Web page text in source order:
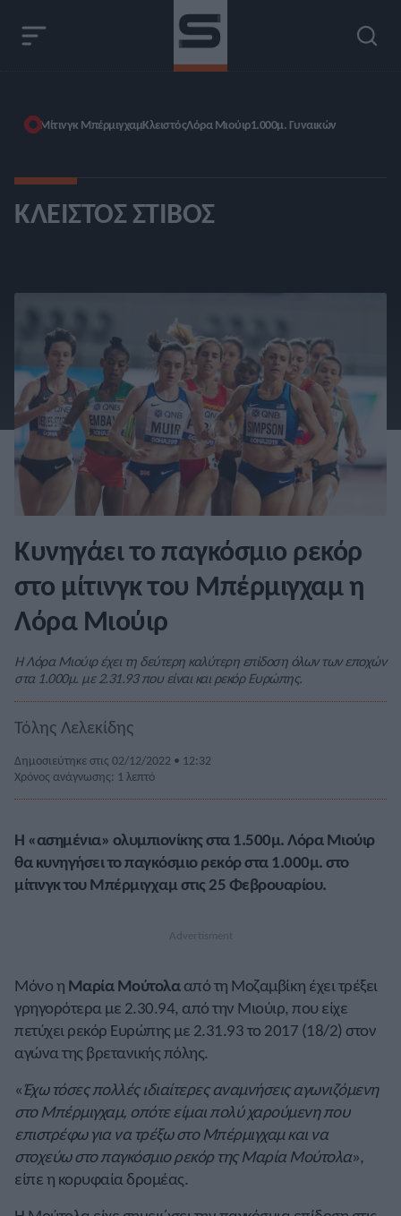
Μίτινγκ ΜπέρμιγχαμΚλειστόςΛόρα Μιούιρ1.000μ. Γυναικών
ΚΛΕΙΣΤΌΣ ΣΤΊΒΟΣ
Κυνηγάει το παγκόσμιο ρεκόρ
στο μίτινγκ του Μπέρμιγχαμ η
Λόρα Μιούιρ
Η Λόρα Μιούιρ έχει τη δεύτερη καλύτερη επίδοση όλων των εποχών
στα 1.000μ. με 2.31.93 που είναι και ρεκόρ Ευρώπης.
Τόλης Λελεκίδης
Δημοσιεύτηκε στις 02/12/2022 • 12:32
Χρόνος ανάγνωσης: 1 λεπτό
Η «ασημένια» ολυμπιονίκης στα 1.500μ. Λόρα Μιούιρ
θα κυνηγήσει το παγκόσμιο ρεκόρ στα 1.000μ. στο
μίτινγκ του Μπέρμιγχαμ στις 25 Φεβρουαρίου.
Μόνο η Μαρία Μούτολααπό τη Μοζαμβίκη έχει τρέξει
γρηγορότερα με 2.30.94, από την Μιούιρ, που είχε
πετύχει ρεκόρ Ευρώπης με 2.31.93 το 2017 (18/2) στον
αγώνα της βρετανικής πόλης.
«Έχω τόσες πολλές ιδιαίτερες αναμνήσεις αγωνιζόμενη
στο Μπέρμιγχαμ, οπότε είμαι πολύ χαρούμενη που
επιστρέφω για να τρέξω στο Μπέρμιγχαμ και να
στοχεύω στο παγκόσμιο ρεκόρ της Μαρία Μούτολα»,
είπε η κορυφαία δρομέας.